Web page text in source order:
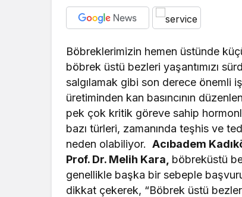
Böbreklerimizin hemen üstünde
böbrek üstü bezleri yaşantımızı
salgılamak gibi son derece önemli
üretiminden kan basıncının
pek çok kritik göreve sahip
bazı türleri, zamanında teşhis ve
neden olabiliyor.Acıbadem
Prof. Dr. Melih Kara, böbreküstü
genellikle başka bir sebeple
dikkat çekerek, “Böbrek üstü